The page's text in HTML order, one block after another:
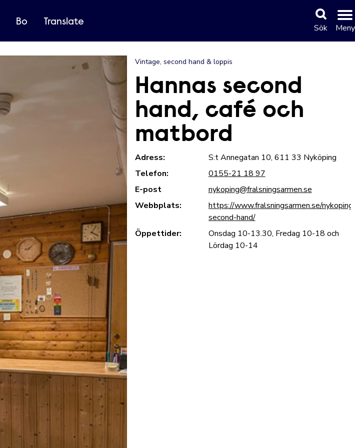
Bo Translate
Sök Meny
Vintage, second hand & loppis
Hannas second
hand, café och
matbord
Adress:
S:t Annegatan 10, 611 33 Nyköping
Telefon:
0155-21 18 97
E-post
nykoping@fralsningsarmen.se
Webbplats:
https://www.fralsningsarmen.se/
second-hand/
Öppettider:
Onsdag 10-13.30, Fredag 10-18 och
Lördag 10-14